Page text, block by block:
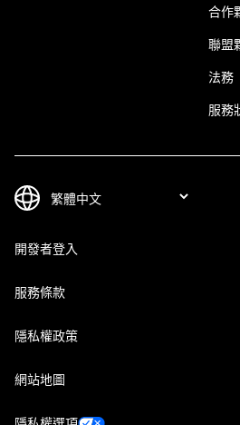
合作
聯盟
法務
服務
開發者登入
服務條款
隱私權政策
網站地圖